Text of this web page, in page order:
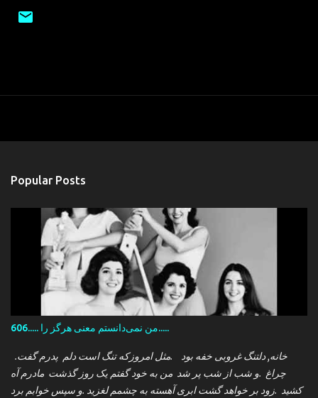
Popular Posts
606..... من نمی‌دانستم معنی هرگز را.....
.خانه, دلتنگ غروبی خفه بود .مثل امروزکه تنگ است دلم پدرم گفت
چراغ .و شب از شب پر شد من به خود گفتم یک روز گذشت مادرم آه
کشید .زود بر خواهد گشت ابری آهسته به چشمم لغزید .و سپس خوابم برد